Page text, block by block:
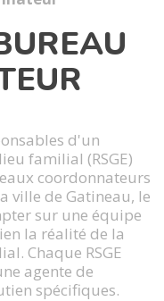
d'un
familial (RSGE)
coordonnateurs
ville de Gatineau, le
sur une équipe
la réalité de la
Chaque RSGE
agente de
spécifiques.